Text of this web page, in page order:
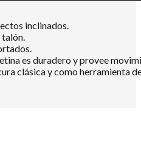
inclinados.
es duradero y provee
clásica y como herramienta